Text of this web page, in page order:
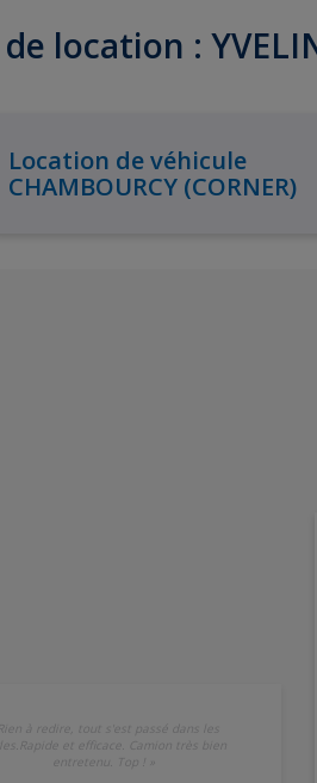
location :
Location de véhicule
CHAMBOURCY (CORNER)
Rien à redire, tout s'est passé dans les
et efficace. Camion très bien
entretenu. Top !